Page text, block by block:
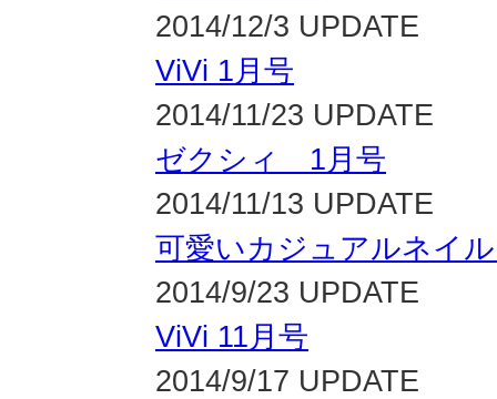
2014/12/3 UPDATE
ViVi 1月号
2014/11/23 UPDATE
ゼクシィ 1月号
2014/11/13 UPDATE
可愛いカジュアルネイ
2014/9/23 UPDATE
ViVi 11月号
2014/9/17 UPDATE